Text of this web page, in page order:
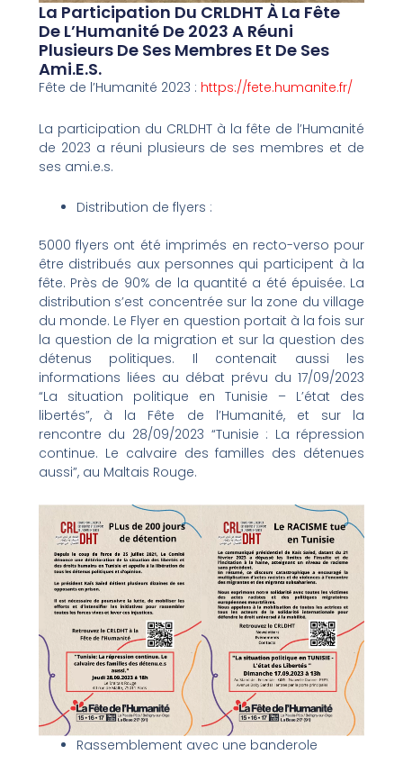
La Participation Du CRLDHT À La Fête
De L’Humanité De 2023 A Réuni
Plusieurs De Ses Membres Et De Ses
Ami.e.s.
Fête de l’Humanité 2023 : https://fete.humanite.fr/
La participation du CRLDHT à la fête de l’Humanité
de 2023 a réuni plusieurs de ses membres et de
ses ami.e.s.
Distribution de flyers :
5000 flyers ont été imprimés en recto-verso pour
être distribués aux personnes qui participent à la
fête. Près de 90% de la quantité a été épuisée. La
distribution s’est concentrée sur la zone du village
du monde. Le Flyer en question portait à la fois sur
la question de la migration et sur la question des
détenus politiques. Il contenait aussi les
informations liées au débat prévu du 17/09/2023
“La situation politique en Tunisie – L’état des
libertés”, à la Fête de l’Humanité, et sur la
rencontre du 28/09/2023 “Tunisie : La répression
continue. Le calvaire des familles des détenues
aussi”, au Maltais Rouge.
Rassemblement avec une banderole